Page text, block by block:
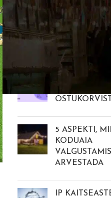
INBANKI
– JAOTA
MITMEKS
MAKSA
OSTUKORVIST
5 ASPEKTI,
KODUAIA
ARVESTADA
IP